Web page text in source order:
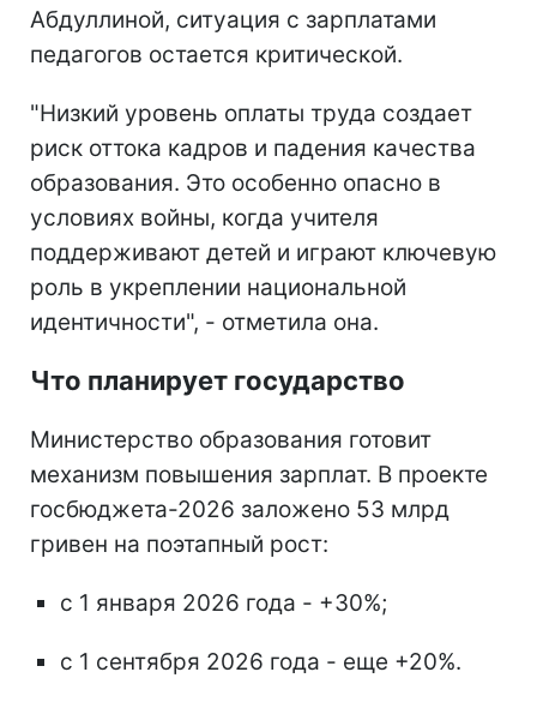
Абдуллиной, ситуация с зарплатами
педагогов остается критической.
"Низкий уровень оплаты труда создает
риск оттока кадров и падения качества
образования. Это особенно опасно в
условиях войны, когда учителя
поддерживают детей и играют ключевую
роль в укреплении национальной
идентичности", - отметила она.
Что планирует государство
Министерство образования готовит
механизм повышения зарплат. В проекте
госбюджета-2026 заложено 53 млрд
гривен на поэтапный рост:
с 1 января 2026 года - +30%;
с 1 сентября 2026 года - еще +20%.